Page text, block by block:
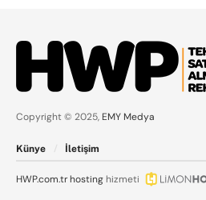
Copyright © 2025, EMY Medya
Künye İletişim
HWP.com.trhosting hizmeti